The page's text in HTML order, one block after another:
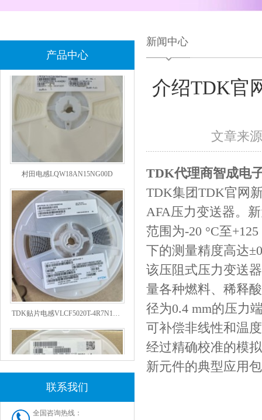
产品中心
村田电感LQW18AN15NG00D
TDK贴片电感VLCF5020T-4R7N1R7-1
联系我们
全国咨询热线：
新闻中心
介绍TDK官
文章来
TDK代理商智成电
TDK集团TDK官网
AFA压力变送器。
范围为-20 °C至
下的测量精度高达
该压阻式压力变送
量各种燃料、稀释
径为0.4 mm的压力
可补偿非线性和温
经过精确校准的模
新元件的典型应用